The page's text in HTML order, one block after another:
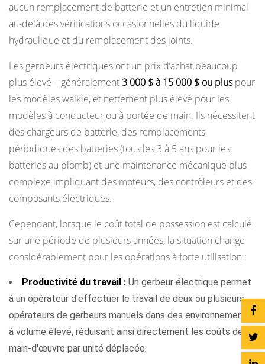
aucun remplacement de batterie et un entretien minimal
au-delà des vérifications occasionnelles du liquide
hydraulique et du remplacement des joints.
Les gerbeurs électriques ont un prix d’achat beaucoup
plus élevé – généralement3 000 $ à 15 000 $ ou pluspour
les modèles walkie, et nettement plus élevé pour les
modèles à conducteur ou à portée de main. Ils nécessitent
des chargeurs de batterie, des remplacements
périodiques des batteries (tous les 3 à 5 ans pour les
batteries au plomb) et une maintenance mécanique plus
complexe impliquant des moteurs, des contrôleurs et des
composants électriques.
Cependant, lorsque le coût total de possession est calculé
sur une période de plusieurs années, la situation change
considérablement pour les opérations à forte utilisation :
Productivité du travail : Un gerbeur électrique permet
à un opérateur d'effectuer le travail de deux ou plusieurs
opérateurs de gerbeurs manuels dans des environnements
à volume élevé, réduisant ainsi directement les coûts de
main-d'œuvre par unité déplacée.